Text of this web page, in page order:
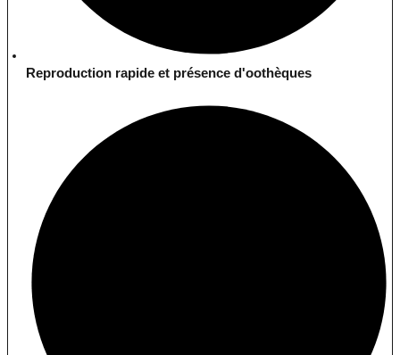
Reproduction rapide et présence d'oothèques